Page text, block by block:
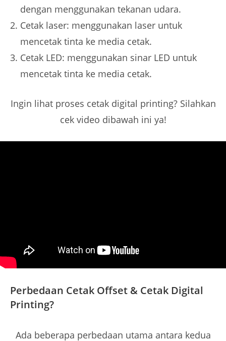
dengan menggunakan tekanan udara.
Cetak laser: menggunakan laser untuk
mencetak tinta ke media cetak.
Cetak LED: menggunakan sinar LED untuk
mencetak tinta ke media cetak.
Ingin lihat proses cetak digital printing? Silahkan
cek video dibawah ini ya!
Perbedaan Cetak Offset & Cetak Digital
Printing?
Ada beberapa perbedaan utama antara kedua